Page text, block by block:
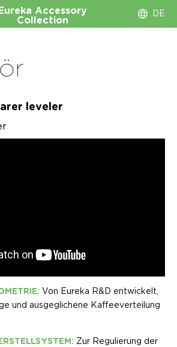
Eureka Accessory
Collection
DE
leveler
Von Eureka R&D entwickelt,
und ausgeglichene Kaffeeverteilung
Zur Regulierung der